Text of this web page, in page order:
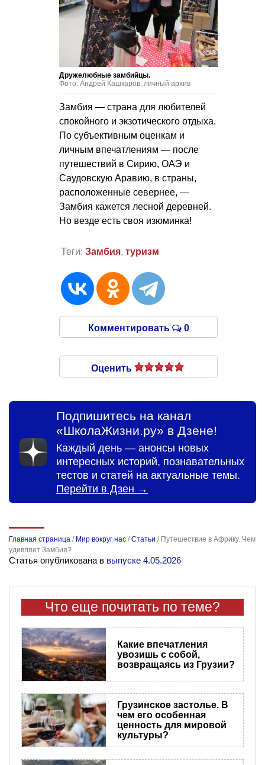
Дружелюбные замбийцы.
Фото: Андрей Кашкаров, личный архив
Замбия — страна для любителей
спокойного и экзотического отдыха.
По субъективным оценкам и
личным впечатлениям — после
путешествий в Сирию, ОАЭ и
Саудовскую Аравию, в страны,
расположенные севернее, —
Замбия кажется лесной деревней.
Но везде есть своя изюминка!
Теги: Замбия, туризм
Комментировать 0
Оценить
Подпишитесь на канал
«ШколаЖизни.ру» в Дзене!
Каждый день — анонсы новых
интересных историй, познавательных
тестов и статей на актуальные темы.
Перейти в Дзен →
Главная страница / Мир вокруг нас /Статьи / Путешествие в Африку. Чем
удивляет Замбия?
Статья опубликована в выпуске 4.05.2026
Что еще почитать по теме?
Какие впечатления
увозишь с собой,
возвращаясь из Грузии?
Грузинское застолье. В
чем его особенная
ценность для мировой
культуры?